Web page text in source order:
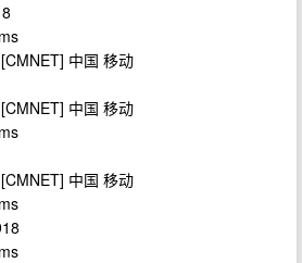
中国 移动
中国 移动
中国 移动